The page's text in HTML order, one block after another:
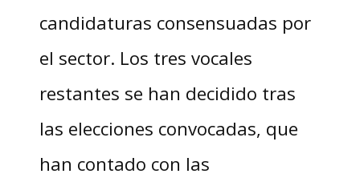
candidaturas consensuadas por
el sector. Los tres vocales
restantes se han decidido tras
las elecciones convocadas, que
han contado con las